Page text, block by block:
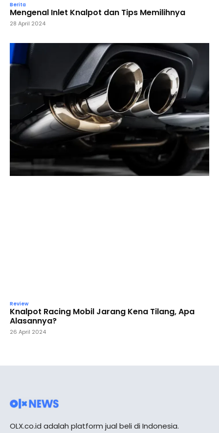
Berita
Mengenal Inlet Knalpot dan Tips Memilihnya
28 April 2024
Review
Knalpot Racing Mobil Jarang Kena Tilang, Apa
Alasannya?
26 April 2024
OLX.co.id adalah platform jual beli di Indonesia.